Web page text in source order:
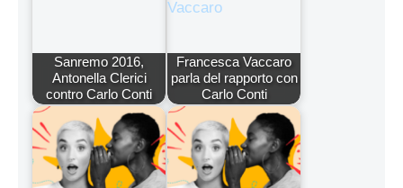
Sanremo 2016,
Antonella Clerici
contro Carlo Conti
Francesca Vaccaro
parla del rapporto con
Carlo Conti